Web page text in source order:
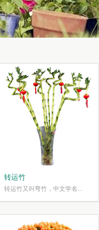
转运竹
转运竹又叫弯竹，中文学名...